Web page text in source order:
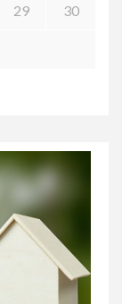
29 30